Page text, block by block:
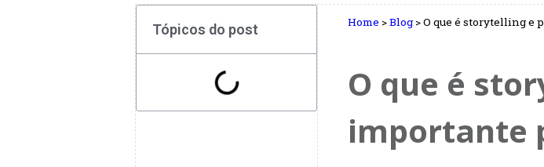
Tópicos do post Home >Blog >O que é storytelling e
O que é
importante